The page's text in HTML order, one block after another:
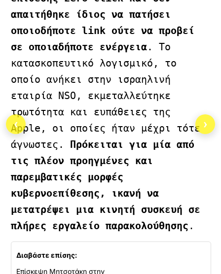
απαιτήθηκε ίδιος να πατήσει
οποιοδήποτε link ούτε να προβεί
σε οποιαδήποτε ενέργεια. Το
κατασκοπευτικό λογισμικό, το
οποίο ανήκει στην ισραηλινή
εταιρία NSO, εκμεταλλεύτηκε
τρωτότητα και ευπάθειες της
Apple, οι οποίες ήταν μέχρι τότε
άγνωστες. Πρόκειται για μία από
τις πλέον προηγμένες και
παρεμβατικές μορφές
κυβερνοεπίθεσης, ικανή να
μετατρέψει μια κινητή συσκευή σε
πλήρες εργαλείο παρακολούθησης .
Διαβάστε επίσης:
Επίσκεψη Μητσοτάκη στην
‹ ›